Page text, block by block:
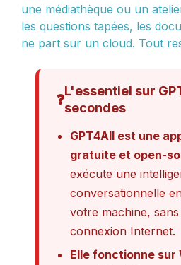
une médiathèque ou un
les questions tapées, les
ne part sur un cloud. Tout
❓
L'essentiel sur
secondes
GPT4All est une
gratuite et open-
exécute une
conversationnelle
votre machine,
connexion Internet.
Elle fonctionne sur